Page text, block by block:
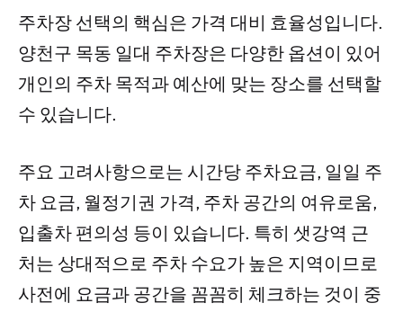
주차장 선택의 핵심은 가격 대비 효율성입니다.
양천구 목동 일대 주차장은 다양한 옵션이 있어
개인의 주차 목적과 예산에 맞는 장소를 선택할
수 있습니다.
주요 고려사항으로는 시간당 주차요금, 일일 주
차 요금, 월정기권 가격, 주차 공간의 여유로움,
입출차 편의성 등이 있습니다. 특히 샛강역 근
처는 상대적으로 주차 수요가 높은 지역이므로
사전에 요금과 공간을 꼼꼼히 체크하는 것이 중